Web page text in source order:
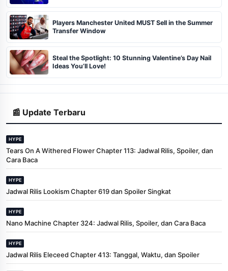
Players Manchester United MUST Sell in the Summer
Transfer Window
Steal the Spotlight: 10 Stunning Valentine’s Day Nail
Ideas You’ll Love!
📰 Update Terbaru
HYPE
Tears On A Withered Flower Chapter 113: Jadwal Rilis, Spoiler, dan
Cara Baca
HYPE
Jadwal Rilis Lookism Chapter 619 dan Spoiler Singkat
HYPE
Nano Machine Chapter 324: Jadwal Rilis, Spoiler, dan Cara Baca
HYPE
Jadwal Rilis Eleceed Chapter 413: Tanggal, Waktu, dan Spoiler